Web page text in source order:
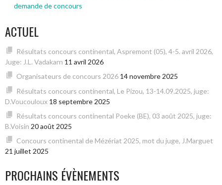
demande de concours
ACTUEL
Résultats concours continental, Aspremont (05), 4-5. avril 2026,
Juge: J.L. Vadakarn 11 avril 2026
Organisateurs de concours 2026 14 novembre 2025
Résultats concours continental, Le Pizou, 13-14.09.2025, juge:
D.Voucouloux 18 septembre 2025
Résultats concours continental Poeke (BE), 03 août 2025, juge:
B.Voisin 20 août 2025
Concours continental de Mézériat 2025, mot du juge, J.Marguet
21 juillet 2025
PROCHAINS ÉVÈNEMENTS